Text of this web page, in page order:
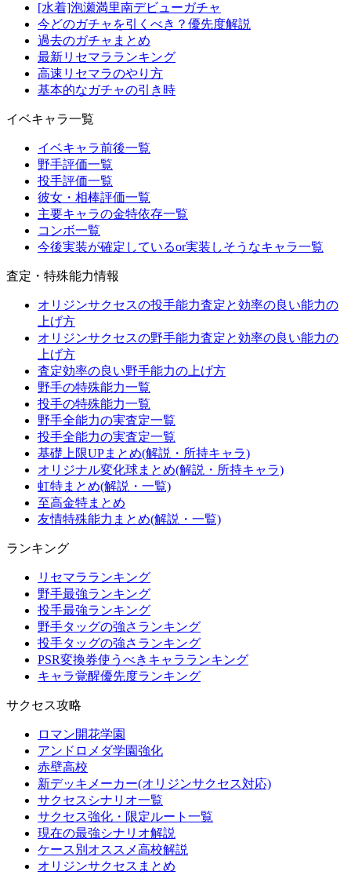
[水着]泡瀬満里南デビューガチャ
今どのガチャを引くべき？優先度解説
過去のガチャまとめ
最新リセマラランキング
高速リセマラのやり方
基本的なガチャの引き時
イベキャラ一覧
イベキャラ前後一覧
野手評価一覧
投手評価一覧
彼女・相棒評価一覧
主要キャラの金特依存一覧
コンボ一覧
今後実装が確定しているor実装しそうなキャラ一覧
査定・特殊能力情報
オリジンサクセスの投手能力査定と効率の良い能力の
上げ方
オリジンサクセスの野手能力査定と効率の良い能力の
上げ方
査定効率の良い野手能力の上げ方
野手の特殊能力一覧
投手の特殊能力一覧
野手全能力の実査定一覧
投手全能力の実査定一覧
基礎上限UPまとめ(解説・所持キャラ)
オリジナル変化球まとめ(解説・所持キャラ)
虹特まとめ(解説・一覧)
至高金特まとめ
友情特殊能力まとめ(解説・一覧)
ランキング
リセマラランキング
野手最強ランキング
投手最強ランキング
野手タッグの強さランキング
投手タッグの強さランキング
PSR変換券使うべきキャラランキング
キャラ覚醒優先度ランキング
サクセス攻略
ロマン開花学園
アンドロメダ学園強化
赤壁高校
新デッキメーカー(オリジンサクセス対応)
サクセスシナリオ一覧
サクセス強化・限定ルート一覧
現在の最強シナリオ解説
ケース別オススメ高校解説
オリジンサクセスまとめ